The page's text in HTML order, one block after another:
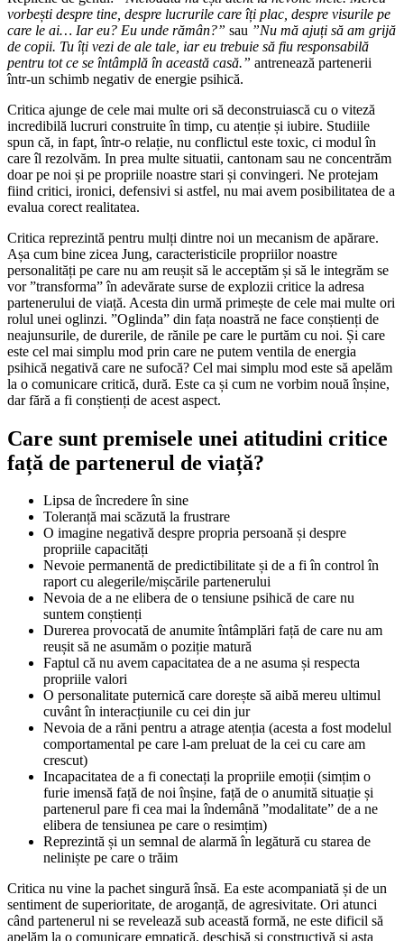
vorbești despre tine, despre lucrurile care îți plac, despre visurile pe
care le ai… Iar eu? Eu unde rămân?” sau ”Nu mă ajuți să am grijă
de copii. Tu îți vezi de ale tale, iar eu trebuie să fiu responsabilă
pentru tot ce se întâmplă în această casă.” antrenează partenerii
într-un schimb negativ de energie psihică.
Critica ajunge de cele mai multe ori să deconstruiască cu o viteză
incredibilă lucruri construite în timp, cu atenție și iubire. Studiile
spun că, in fapt, într-o relație, nu conflictul este toxic, ci modul în
care îl rezolvăm. In prea multe situatii, cantonam sau ne concentrăm
doar pe noi și pe propriile noastre stari și convingeri. Ne protejam
fiind critici, ironici, defensivi si astfel, nu mai avem posibilitatea de a
evalua corect realitatea.
Critica reprezintă pentru mulți dintre noi un mecanism de apărare.
Așa cum bine zicea Jung, caracteristicile propriilor noastre
personalități pe care nu am reușit să le acceptăm și să le integrăm se
vor ”transforma” în adevărate surse de explozii critice la adresa
partenerului de viață. Acesta din urmă primește de cele mai multe ori
rolul unei oglinzi. ”Oglinda” din fața noastră ne face conștienți de
neajunsurile, de durerile, de rănile pe care le purtăm cu noi. Și care
este cel mai simplu mod prin care ne putem ventila de energia
psihică negativă care ne sufocă? Cel mai simplu mod este să apelăm
la o comunicare critică, dură. Este ca și cum ne vorbim nouă înșine,
dar fără a fi conștienți de acest aspect.
Care sunt premisele unei atitudini critice
față de partenerul de viață?
Lipsa de încredere în sine
Toleranță mai scăzută la frustrare
O imagine negativă despre propria persoană și despre
propriile capacități
Nevoie permanentă de predictibilitate și de a fi în control în
raport cu alegerile/mișcările partenerului
Nevoia de a ne elibera de o tensiune psihică de care nu
suntem conștienți
Durerea provocată de anumite întâmplări față de care nu am
reușit să ne asumăm o poziție matură
Faptul că nu avem capacitatea de a ne asuma și respecta
propriile valori
O personalitate puternică care dorește să aibă mereu ultimul
cuvânt în interacțiunile cu cei din jur
Nevoia de a răni pentru a atrage atenția (acesta a fost modelul
comportamental pe care l-am preluat de la cei cu care am
crescut)
Incapacitatea de a fi conectați la propriile emoții (simțim o
furie imensă față de noi înșine, față de o anumită situație și
partenerul pare fi cea mai la îndemână ”modalitate” de a ne
elibera de tensiunea pe care o resimțim)
Reprezintă și un semnal de alarmă în legătură cu starea de
neliniște pe care o trăim
Critica nu vine la pachet singură însă. Ea este acompaniată și de un
sentiment de superioritate, de aroganță, de agresivitate. Ori atunci
când partenerul ni se revelează sub această formă, ne este dificil să
apelăm la o comunicare empatică, deschisă și constructivă și asta